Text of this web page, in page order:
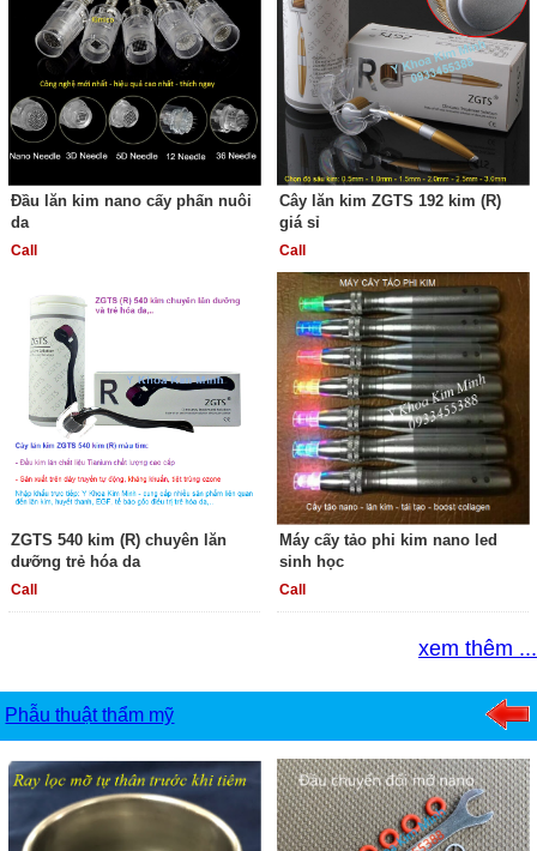
Đầu lăn kim nano cấy phấn nuôi
da
Call
Cây lăn kim ZGTS 192 kim (R)
giá sỉ
Call
ZGTS 540 kim (R) chuyên lăn
dưỡng trẻ hóa da
Call
Máy cấy tảo phi kim nano led
sinh học
Call
xem thêm ...
Phẫu thuật thẩm mỹ